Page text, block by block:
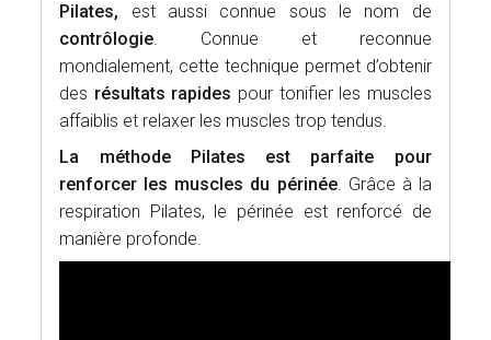
Pilates, est aussi connue sous le nom de
contrôlogie. Connue et reconnue
mondialement, cette technique permet d’obtenir
des résultats rapides pour tonifier les muscles
affaiblis et relaxer les muscles trop tendus.
La méthode Pilates est parfaite pour
renforcer les muscles du périnée. Grâce à la
respiration Pilates, le périnée est renforcé de
manière profonde.